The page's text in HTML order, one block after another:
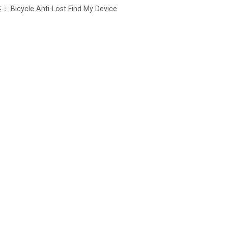
Bicycle Anti-Lost Find My Device